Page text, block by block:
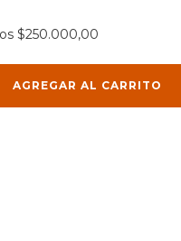
$250.000,00